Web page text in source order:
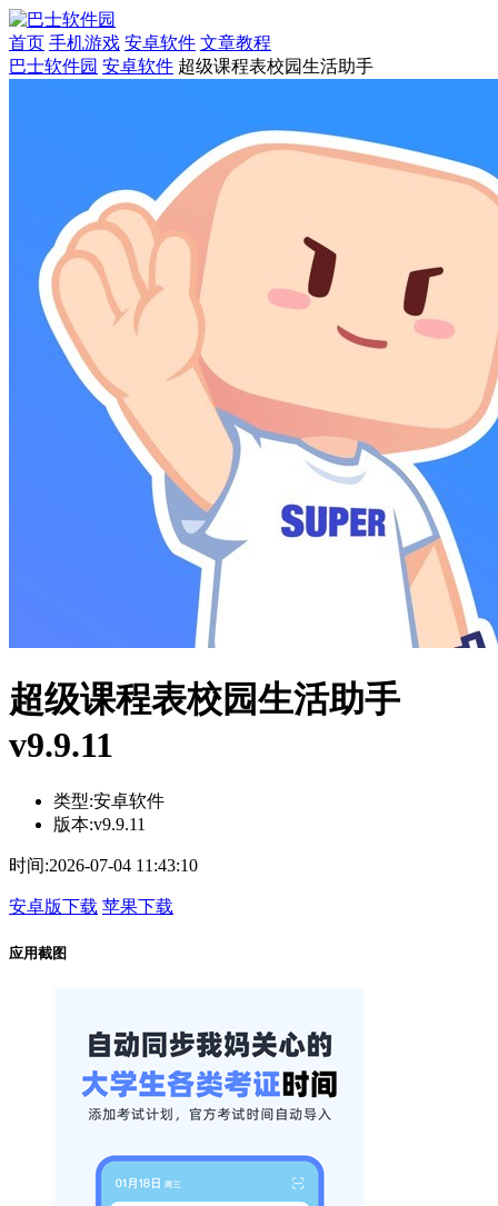
首页 手机游戏 安卓软件 文章教程
巴士软件园 安卓软件 超级课程表校园生活助手
超级课程表校园生活助手
v9.9.11
类型:安卓软件
版本:v9.9.11
时间:2026-07-04 11:43:10
安卓版下载 苹果下载
应用截图